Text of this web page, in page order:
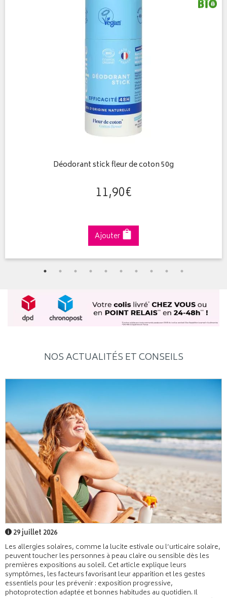
Déodorant stick fleur de coton 50g
11,90€
Ajouter
NOS ACTUALITÉS ET CONSEILS
29 juillet 2026
Les allergies solaires, comme la lucite estivale ou l’urticaire solaire,
peuvent toucher les personnes à peau claire ou sensible dès les
premières expositions au soleil. Cet article explique leurs
symptômes, les facteurs favorisant leur apparition et les gestes
essentiels pour les prévenir : exposition progressive,
photoprotection adaptée et bonnes habitudes au quotidien. Il